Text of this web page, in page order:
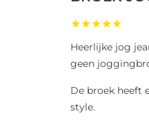
★★★★★
Heerlijke jog
geen
De broek heeft
style.